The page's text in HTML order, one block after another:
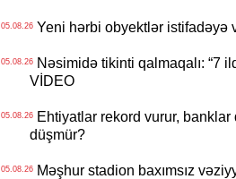
05.08.26Yeni hərbi obyektlər istifadəyə
05.08.26Nəsimidə tikinti qalmaqalı: “7
VİDEO
05.08.26Ehtiyatlar rekord vurur, banklar
düşmür?
05.08.26Məşhur stadion baxımsız